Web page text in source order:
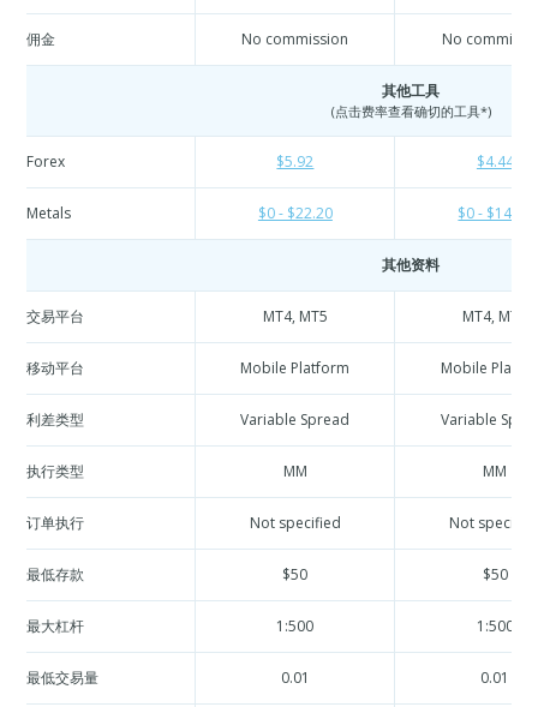
佣金 No commission No
其他工具
(点击费率查看确切的工具*)
Forex $5.92 $4.44
Metals $0 - $22.20 $0 - $14.06
其他资料
交易平台 MT4, MT5 MT4, MT5
移动平台 Mobile Platform Mobile
利差类型 Variable Spread Variable
执行类型 MM MM
订单执行 Not specified Not
最低存款 $50 $50
最大杠杆 1:500 1:500
最低交易量 0.01 0.01